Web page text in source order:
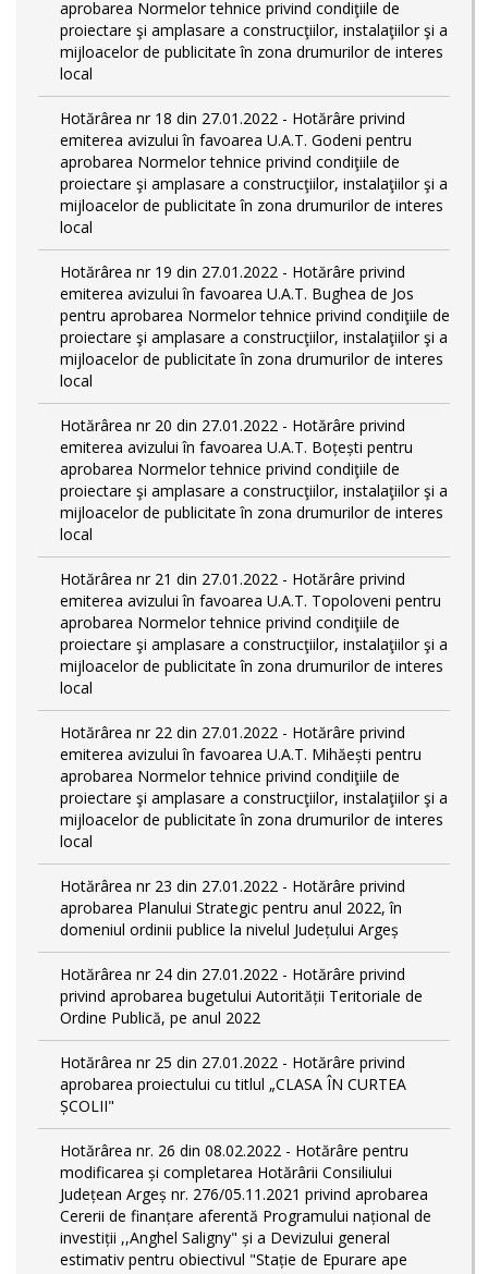
aprobarea Normelor tehnice privind condiţiile de
proiectare şi amplasare a construcţiilor, instalaţiilor şi a
mijloacelor de publicitate în zona drumurilor de interes
local
Hotărârea nr 18 din 27.01.2022 - Hotărâre privind
emiterea avizului în favoarea U.A.T. Godeni pentru
aprobarea Normelor tehnice privind condiţiile de
proiectare şi amplasare a construcţiilor, instalaţiilor şi a
mijloacelor de publicitate în zona drumurilor de interes
local
Hotărârea nr 19 din 27.01.2022 - Hotărâre privind
emiterea avizului în favoarea U.A.T. Bughea de Jos
pentru aprobarea Normelor tehnice privind condiţiile de
proiectare şi amplasare a construcţiilor, instalaţiilor şi a
mijloacelor de publicitate în zona drumurilor de interes
local
Hotărârea nr 20 din 27.01.2022 - Hotărâre privind
emiterea avizului în favoarea U.A.T. Boțești pentru
aprobarea Normelor tehnice privind condiţiile de
proiectare şi amplasare a construcţiilor, instalaţiilor şi a
mijloacelor de publicitate în zona drumurilor de interes
local
Hotărârea nr 21 din 27.01.2022 - Hotărâre privind
emiterea avizului în favoarea U.A.T. Topoloveni pentru
aprobarea Normelor tehnice privind condiţiile de
proiectare şi amplasare a construcţiilor, instalaţiilor şi a
mijloacelor de publicitate în zona drumurilor de interes
local
Hotărârea nr 22 din 27.01.2022 - Hotărâre privind
emiterea avizului în favoarea U.A.T. Mihăești pentru
aprobarea Normelor tehnice privind condiţiile de
proiectare şi amplasare a construcţiilor, instalaţiilor şi a
mijloacelor de publicitate în zona drumurilor de interes
local
Hotărârea nr 23 din 27.01.2022 - Hotărâre privind
aprobarea Planului Strategic pentru anul 2022, în
domeniul ordinii publice la nivelul Județului Argeș
Hotărârea nr 24 din 27.01.2022 - Hotărâre privind
privind aprobarea bugetului Autorității Teritoriale de
Ordine Publică, pe anul 2022
Hotărârea nr 25 din 27.01.2022 - Hotărâre privind
aprobarea proiectului cu titlul „CLASA ÎN CURTEA
ȘCOLII"
Hotărârea nr. 26 din 08.02.2022 - Hotărâre pentru
modificarea și completarea Hotărârii Consiliului
Județean Argeș nr. 276/05.11.2021 privind aprobarea
Cererii de finanțare aferentă Programului național de
investiții ,,Anghel Saligny" și a Devizului general
estimativ pentru obiectivul "Stație de Epurare ape